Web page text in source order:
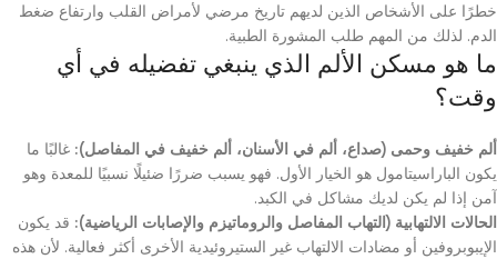
خطرًا على الأشخاص الذين لديهم تاريخ مرضي لأمراض القلب وارتفاع ضغط
الدم. لذلك من المهم طلب المشورة الطبية.
ما هو مسكن الألم الذي ينبغي تفضيله في أي
وقت؟
ألم خفيف وحمى (صداع، ألم في الأسنان، ألم خفيف في المفاصل): غالبًا ما
يكون الباراسيتامول هو الخيار الأول. فهو يسبب ضررًا ضئيلًا نسبيًا للمعدة وهو
آمن إذا لم يكن لديك مشاكل في الكبد.
الحالات الالتهابية (التهاب المفاصل والروماتيزم والإصابات الرياضية): قد يكون
الإيبوبروفين أو مضادات الالتهاب غير الستيروئيدية الأخرى أكثر فعالية. لأن هذه